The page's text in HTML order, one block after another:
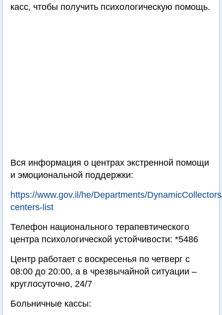
касс, чтобы получить психологическую помощь.
Вся информация о центрах экстренной помощи
и эмоциональной поддержки:
https://www.gov.il/he/Departments/
centers-list
Телефон национального терапевтического
центра психологической устойчивости: *5486
Центр работает с воскресенья по четверг с
08:00 до 20:00, а в чрезвычайной ситуации –
круглосуточно, 24/7
Больничные кассы: